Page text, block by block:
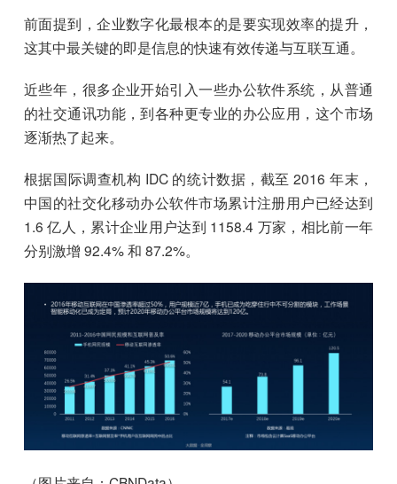
前面提到，企业数字化最根本的是要实现效率的提升，
这其中最关键的即是信息的快速有效传递与互联互通。
近些年，很多企业开始引入一些办公软件系统，从普通
的社交通讯功能，到各种更专业的办公应用，这个市场
逐渐热了起来。
根据国际调查机构 IDC 的统计数据，截至 2016 年末，
中国的社交化移动办公软件市场累计注册用户已经达到
1.6 亿人，累计企业用户达到 1158.4 万家，相比前一年
分别激增 92.4% 和 87.2%。